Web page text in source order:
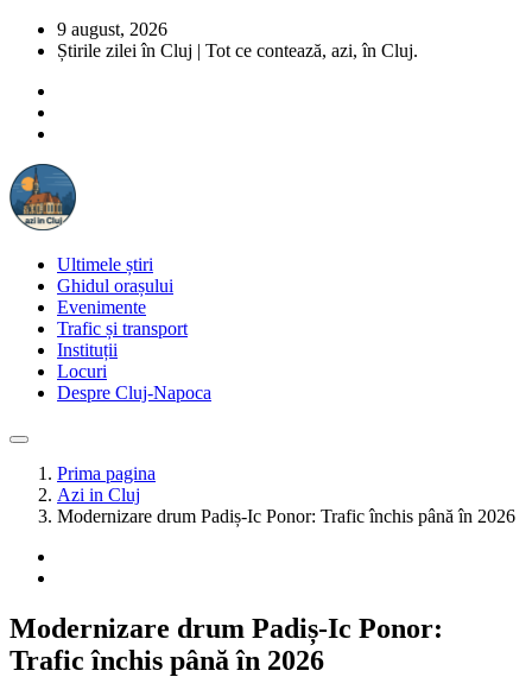
9 august, 2026
Știrile zilei în Cluj | Tot ce contează, azi, în Cluj.
Ultimele știri
Ghidul orașului
Evenimente
Trafic și transport
Instituții
Locuri
Despre Cluj-Napoca
Prima pagina
Azi in Cluj
Modernizare drum Padiș-Ic Ponor: Trafic închis până în 2026
Modernizare drum Padiș-Ic Ponor:
Trafic închis până în 2026